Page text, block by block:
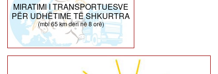
MIRATIMI I TRANSPORTUESVE
PËR UDHËTIME TË SHKURTRA
(mbi 65 km deri në 8 orë)